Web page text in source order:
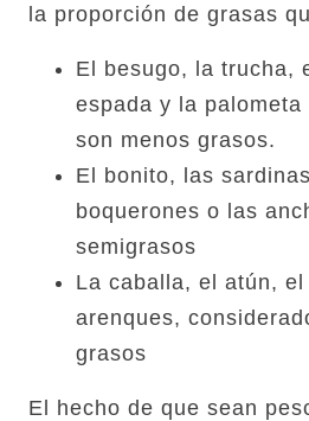
la proporción de grasas
El besugo, la trucha,
espada y la
son menos grasos.
El bonito, las
boquerones o las
semigrasos
La caballa, el atún,
arenques,
grasos
El hecho de que sean